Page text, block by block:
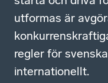
utformas är
regler för
internationellt.